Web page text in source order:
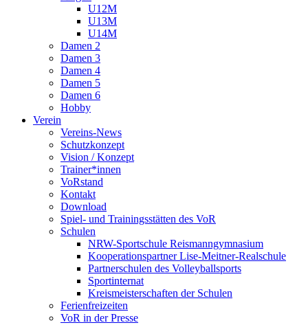
U12M
U13M
U14M
Damen 2
Damen 3
Damen 4
Damen 5
Damen 6
Hobby
Verein
Vereins-News
Schutzkonzept
Vision / Konzept
Trainer*innen
VoRstand
Kontakt
Download
Spiel- und Trainingsstätten des VoR
Schulen
NRW-Sportschule Reismanngymnasium
Kooperationspartner Lise-Meitner-Realschule
Partnerschulen des Volleyballsports
Sportinternat
Kreismeisterschaften der Schulen
Ferienfreizeiten
VoR in der Presse